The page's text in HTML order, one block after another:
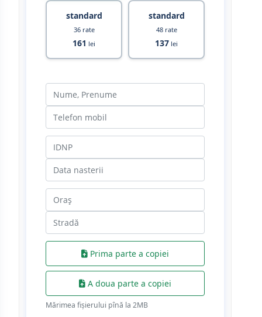
standard
36 rate
161 lei
standard
48 rate
137 lei
Prima parte a copiei
A doua parte a copiei
Mărimea fișierului pînă la 2МB